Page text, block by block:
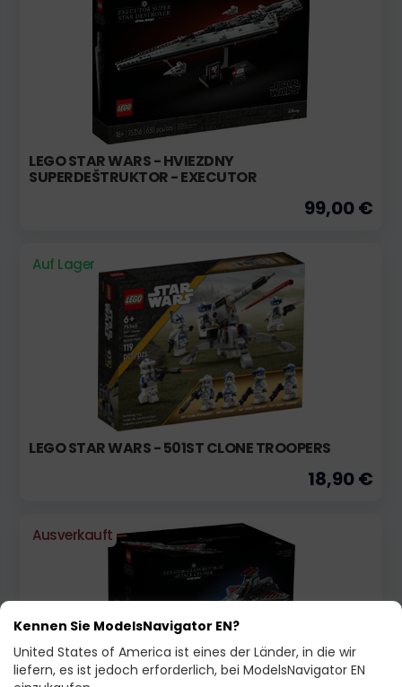
LEGO STAR WARS - HVIEZDNY
SUPERDEŠTRUKTOR - EXECUTOR
99,00 €
Auf Lager
LEGO STAR WARS - 501ST CLONE TROOPERS
18,90 €
Ausverkauft
Kennen Sie ModelsNavigator EN?
United States of America ist eines der Länder, in die wir
liefern, es ist jedoch erforderlich, bei ModelsNavigator EN